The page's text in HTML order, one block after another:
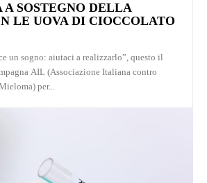
SOSTEGNO DELLA
LE UOVA DI CIOCCOLATO
un sogno: aiutaci a realizzarlo”, questo il
AIL (Associazione Italiana contro
per...